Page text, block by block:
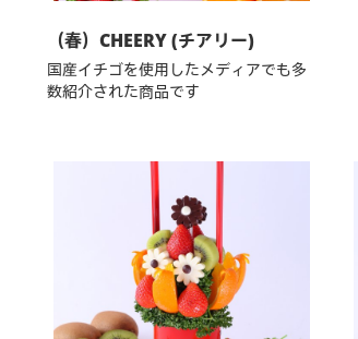
（春）CHEERY (チアリー)
国産イチゴを使用したメディアでも多
数紹介された商品です